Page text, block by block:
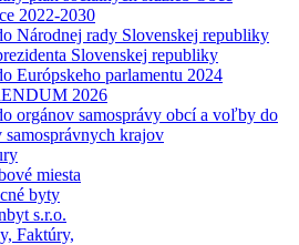
2022-2030
Národnej rady Slovenskej republiky
Slovenskej republiky
Európskeho parlamentu 2024
2026
orgánov samosprávy obcí a voľby do
samosprávnych krajov
miesta
byty
s.r.o.
Faktúry,